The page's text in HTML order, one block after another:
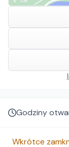
Godziny
Wkrótce